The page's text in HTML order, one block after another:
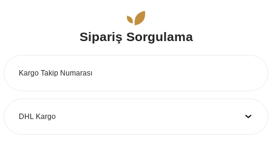
yetersiz gördüğünüz noktaları öneri formunu kullanarak tarafımıza
Görüş ve önerileriniz için teşekkür ederiz.
Ürün fiyatı diğer sitelerden daha pahalı.
Sipariş Sorgulama